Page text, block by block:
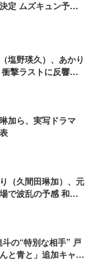
定 ムズキュン予告
塩野瑛久）、あかり
衝撃ラストに反響相
加ら、実写ドラマ
（久間田琳加）、元
で波乱の予感 和泉
の“特別な相手” 戸
と青と」追加キャス